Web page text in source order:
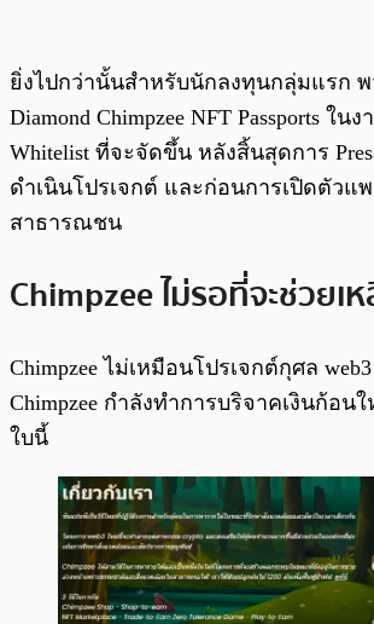
ยิ่งไปกว่านั้นสำหรับนักลงทุนกลุ่มแรก พ
Diamond Chimpzee NFT Passports ในง
Whitelist ที่จะจัดขึ้น หลังสิ้นสุดการ
ดำเนินโปรเจกต์ และก่อนการเปิดตัวแ
สาธารณชน
Chimpzee ไม่รอที่จะช่วยเ
Chimpzee ไม่เหมือนโปรเจกต์กุศล
Chimpzee กำลังทำการบริจาคเงินก้อน
ใบนี้